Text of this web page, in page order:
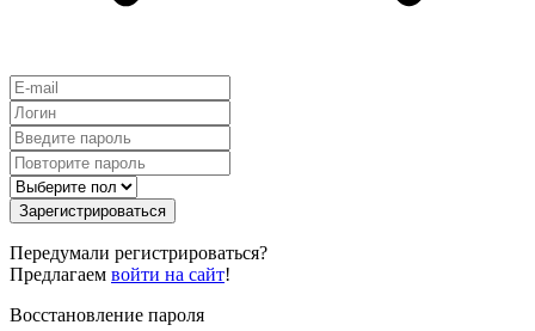
Зарегистрироваться
Передумали регистрироваться?
Предлагаем войти на сайт!
Восстановление пароля